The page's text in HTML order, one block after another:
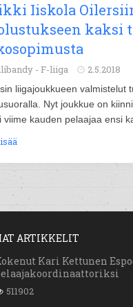
Iiskola
kaksi
- F-liiga 2.5.2018
liigajoukkueen valmistelut
Nyt joukkue on
viime kauden pelaajaa ensi
ARTIKKELIT
Kari Kettunen
511902